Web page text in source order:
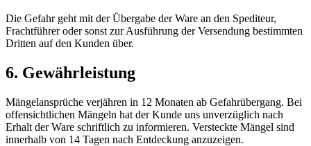
Die Gefahr geht mit der Übergabe der Ware an den Spediteur,
Frachtführer oder sonst zur Ausführung der Versendung bestimmten
Dritten auf den Kunden über.
6. Gewährleistung
Mängelansprüche verjähren in 12 Monaten ab Gefahrübergang. Bei
offensichtlichen Mängeln hat der Kunde uns unverzüglich nach
Erhalt der Ware schriftlich zu informieren. Versteckte Mängel sind
innerhalb von 14 Tagen nach Entdeckung anzuzeigen.